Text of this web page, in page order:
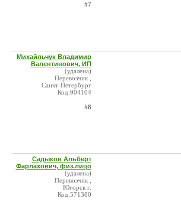
#7
Михайльчук Владимир
Валентинович, ИП
(удалена)
Перевозчик ,
Санкт-Петербург
Код:904104
#8
Садыков Альберт
Фарлахович, физ.лицо
(удалена)
Перевозчик ,
Югорск г.
Код:571380